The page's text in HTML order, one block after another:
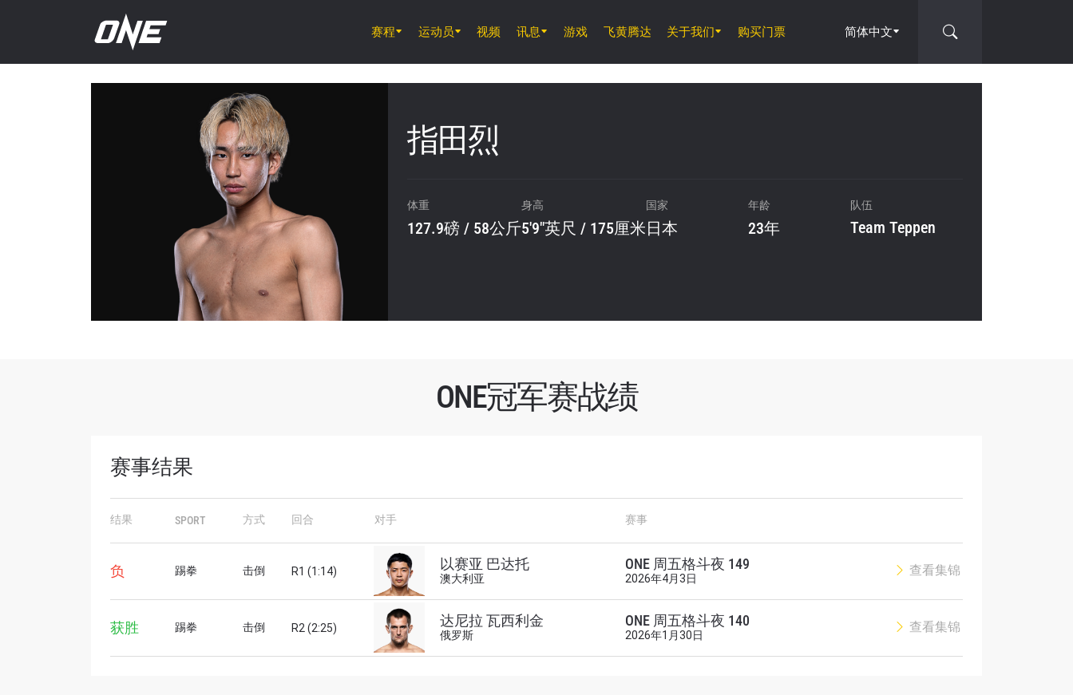
赛程 运动员 视频 讯息 游戏 飞黄腾达 关于我们 购买门票 简体中文
指田烈
体重
127.9磅 / 58公斤
身高
5'9"英尺 / 175厘米
国家
日本
年龄
23年
队伍
Team Teppen
ONE冠军赛战绩
赛事结果
结果 SPORT 方式 回合 对手 赛事
负 踢拳 击倒 R1 (1:14) 以赛亚 巴达托
澳大利亚
ONE 周五格斗夜 149
2026年4月3日
查看集锦
获胜 踢拳 击倒 R2 (2:25) 达尼拉 瓦西利金
俄罗斯
ONE 周五格斗夜 140
2026年1月30日
查看集锦
浏览了解更多
在任何地域观看ONE冠军赛，现在注册获得权限了解最新资讯、解锁特别
福利以及优先机遇获得直播场次的最佳座位！
邮箱